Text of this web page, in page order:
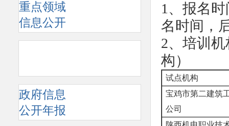
重点领域
信息公开
政府信息
公开年报
1、报名
名时间，
2、培训
构）
试点机构
宝鸡市第二建筑
公司